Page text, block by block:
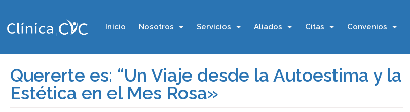
Inicio Nosotros Servicios Aliados Citas Convenios
Quererte es: “Un Viaje desde la Autoestima y la
Estética en el Mes Rosa»